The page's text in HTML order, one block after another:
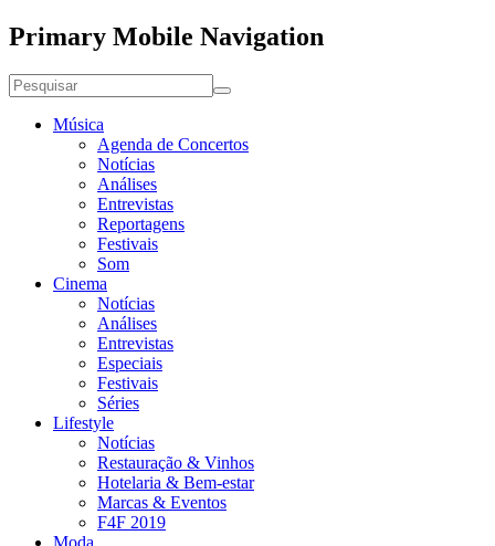
Primary Mobile Navigation
Música
Agenda de Concertos
Notícias
Análises
Entrevistas
Reportagens
Festivais
Som
Cinema
Notícias
Análises
Entrevistas
Especiais
Festivais
Séries
Lifestyle
Notícias
Restauração & Vinhos
Hotelaria & Bem-estar
Marcas & Eventos
F4F 2019
Moda